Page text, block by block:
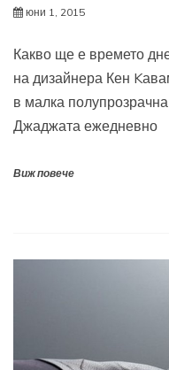
юни 1, 2015
Какво ще е времето
на дизайнера Кен
в малка
Джаджата ежедневно
Виж повече